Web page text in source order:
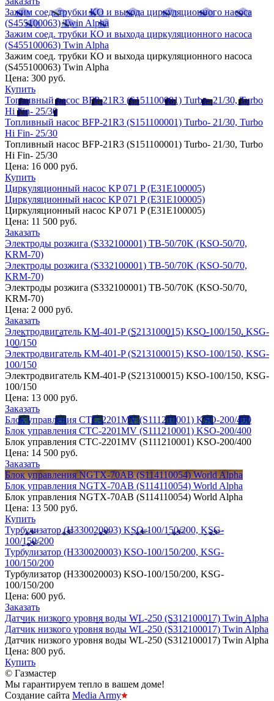
Зажим соед. трубки КО и выхода циркуляционного насоса
(S455100063) Twin Alpha
Зажим соед. трубки КО и выхода циркуляционного насоса
(S455100063) Twin Alpha
Зажим соед. трубки КО и выхода циркуляционного насоса
(S455100063) Twin Alpha
Цена: 300 руб.
Купить
Топливный насос BFP-21R3 (S151100001) Turbo- 21/30, Turbo
Hi Fin- 25/30
Топливный насос BFP-21R3 (S151100001) Turbo- 21/30, Turbo
Hi Fin- 25/30
Топливный насос BFP-21R3 (S151100001) Turbo- 21/30, Turbo
Hi Fin- 25/30
Цена: 16 000 руб.
Купить
Циркуляционный насос KP 071 P (E31E100005)
Циркуляционный насос KP 071 P (E31E100005)
Циркуляционный насос KP 071 P (E31E100005)
Цена: 11 500 руб.
Заказать
Электроды розжига (S332100001) TB-50/70K (KSO-50/70,
KRM-70)
Электроды розжига (S332100001) TB-50/70K (KSO-50/70,
KRM-70)
Электроды розжига (S332100001) TB-50/70K (KSO-50/70,
KRM-70)
Цена: 2 000 руб.
Заказать
Электродвигатель KM-401-P (S213100015) KSO-100/150, KSG-
100/150
Электродвигатель KM-401-P (S213100015) KSO-100/150, KSG-
100/150
Электродвигатель KM-401-P (S213100015) KSO-100/150, KSG-
100/150
Цена: 13 000 руб.
Заказать
Блок управления CTС-2201MV (S111210001) KSO-200/400
Блок управления CTС-2201MV (S111210001) KSO-200/400
Блок управления CTС-2201MV (S111210001) KSO-200/400
Цена: 14 500 руб.
Заказать
Блок управления NGTX-70AB (S114110054) World Alpha
Блок управления NGTX-70AB (S114110054) World Alpha
Блок управления NGTX-70AB (S114110054) World Alpha
Цена: 13 500 руб.
Купить
Турбулизатор (H330020003) KSO-100/150/200, KSG-
100/150/200
Турбулизатор (H330020003) KSO-100/150/200, KSG-
100/150/200
Турбулизатор (H330020003) KSO-100/150/200, KSG-
100/150/200
Цена: 600 руб.
Заказать
Датчик низкого уровня воды WL-250 (S312100017) Twin Alpha
Датчик низкого уровня воды WL-250 (S312100017) Twin Alpha
Датчик низкого уровня воды WL-250 (S312100017) Twin Alpha
Цена: 800 руб.
Купить
© Газмастер
Мы гарантируем тепло в вашем доме!
Создание сайта Media Army